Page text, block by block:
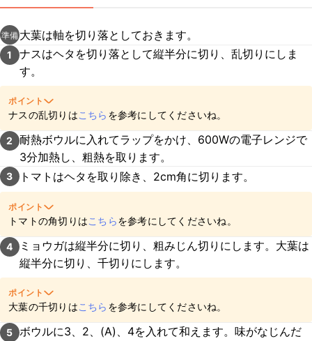
準備 大葉は軸を切り落としておきます。
1
ナスはヘタを切り落として縦半分に切り、乱切りにしま
す。
ポイント
ナスの乱切りはこちら を参考にしてくださいね。
2
耐熱ボウルに入れてラップをかけ、600Wの電子レンジで
3分加熱し、粗熱を取ります。
3 トマトはヘタを取り除き、2cm角に切ります。
ポイント
トマトの角切りはこちらを参考にしてくださいね。
4
ミョウガは縦半分に切り、粗みじん切りにします。大葉は
縦半分に切り、千切りにします。
ポイント
大葉の千切りはこちら を参考にしてくださいね。
5 ボウルに3、2、(A)、4を入れて和えます。味がなじんだ